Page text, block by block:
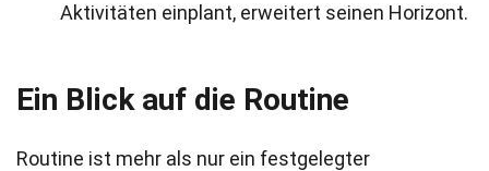
Aktivitäten einplant, erweitert seinen Horizont.
Ein Blick auf die Routine
Routine ist mehr als nur ein festgelegter